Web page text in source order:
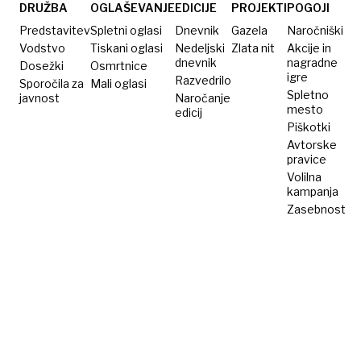
torbico
in
pobegnila
DRUŽBA
Predstavitev
Vodstvo
Dosežki
Sporočila za
javnost
OGLAŠEVANJE
Spletni oglasi
Tiskani oglasi
Osmrtnice
Mali oglasi
EDICIJE
Dnevnik
Nedeljski
dnevnik
Razvedrilo
Naročanje
edicij
PROJEKTI
Gazela
Zlata nit
POGOJI
Naročniški
Akcije in
nagradne
igre
Spletno
mesto
Piškotki
Avtorske
pravice
Volilna
kampanja
Zasebnost